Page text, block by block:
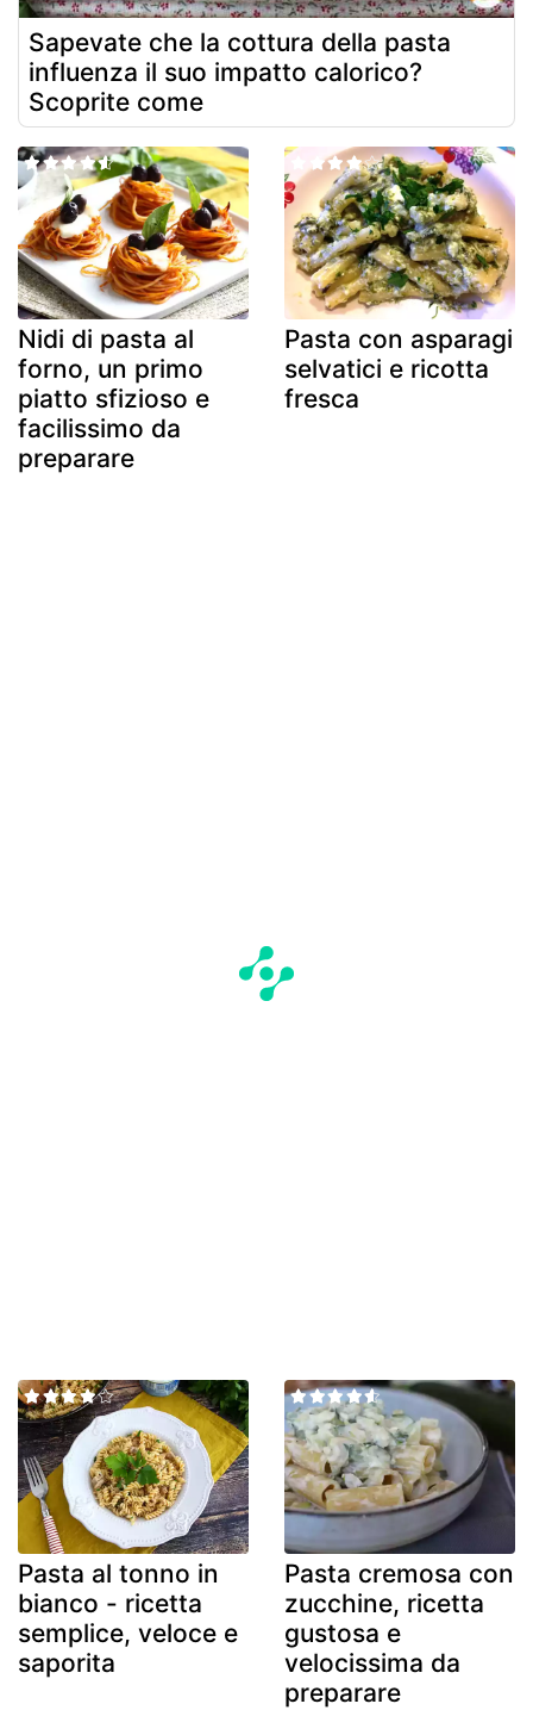
Sapevate che la cottura della pasta
influenza il suo impatto calorico?
Scoprite come
Nidi di pasta al
forno, un primo
piatto sfizioso e
facilissimo da
preparare
Pasta con asparagi
selvatici e ricotta
fresca
Pasta al tonno in
bianco - ricetta
semplice, veloce e
saporita
Pasta cremosa con
zucchine, ricetta
gustosa e
velocissima da
preparare